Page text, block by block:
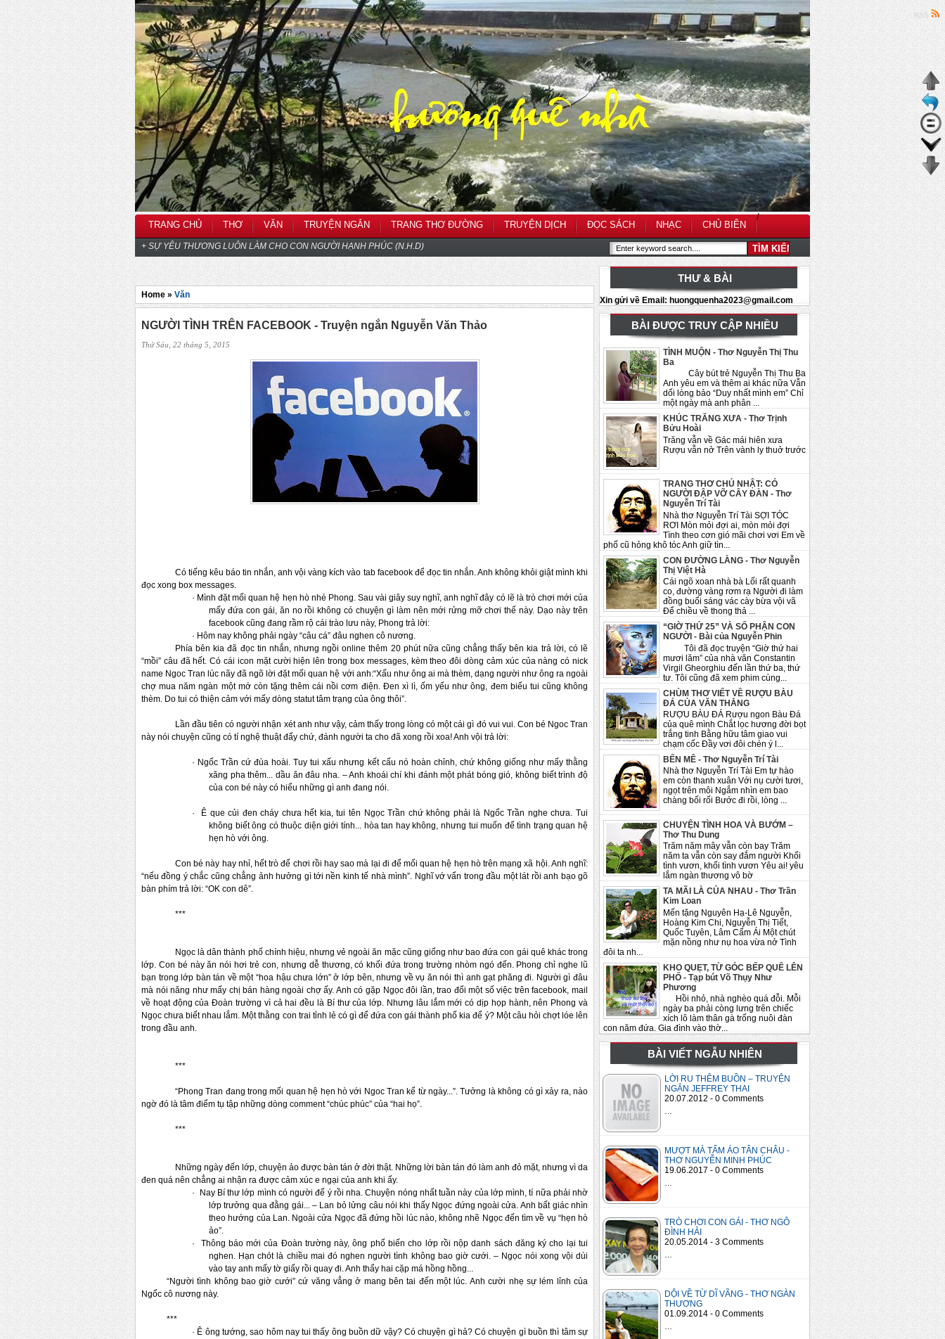
TRANG CHỦ THƠ VĂN TRUYỆN NGẮN TRANG THƠ ĐƯỜNG TRUYỆN DỊCH
/
ĐỌC SÁCH NHẠC CHỦ BIÊN
+ SỰ YÊU THƯƠNG LUÔN LÀM CHO CON NGƯỜI HẠNH PHÚC (N.H.D)
RSS
THƯ & BÀI
Xin gửi về Email: huongquenha2023@gmail.com
BÀI ĐƯỢC TRUY CẬP NHIỀU
TÌNH MUỘN - Thơ Nguyễn Thị Thu
Ba
Cây bút trẻ Nguyễn Thị Thu Ba
Anh yêu em và thêm ai khác nữa Vẫn
dối lòng bảo “Duy nhất mình em” Chỉ
một ngày mà anh phân ...
KHÚC TRĂNG XƯA - Thơ Trịnh
Bửu Hoài
Trăng vẫn về Gác mái hiên xưa
Rượu vẫn nở Trên vành ly thuở trước
TRANG THƠ CHỦ NHẬT: CÓ
NGƯỜI ĐẬP VỠ CÂY ĐÀN - Thơ
Nguyễn Trí Tài
Nhà thơ Nguyễn Trí Tài SỢI TÓC
RƠI Mòn mỏi đợi ai, mòn mỏi đợi
Tình theo cơn gió mãi chơi vơi Em về
phố cũ hỏng khô tóc Anh giữ tìn...
CON ĐƯỜNG LÀNG - Thơ Nguyễn
Thị Việt Hà
Cái ngõ xoan nhà bà Lối rất quanh
co, đường vàng rơm rạ Người đi làm
đồng buổi sáng vác cày bừa vội vã
Để chiều về thong thả ...
“GIỜ THỨ 25” VÀ SỐ PHẬN CON
NGƯỜI - Bài của Nguyễn Phin
Tôi đã đọc truyện “Giờ thứ hai
mươi lăm” của nhà văn Constantin
Virgil Gheorghiu đến lần thứ ba, thứ
tư. Tôi cũng đã xem phim cùng...
CHÙM THƠ VIẾT VỀ RƯỢU BÀU
ĐÁ CỦA VĂN THẮNG
RƯỢU BÀU ĐÁ Rượu ngon Bàu Đá
của quê mình Chắt lọc hương đời bọt
trắng tinh Bằng hữu tâm giao vui
chạm cốc Đầy vơi đôi chén ý l...
BẾN MÊ - Thơ Nguyễn Trí Tài
Nhà thơ Nguyễn Trí Tài Em tự hào
em còn thanh xuân Với nụ cười tươi,
ngọt trên môi Ngắm nhìn em bao
chàng bối rối Bước đi rồi, lòng ...
CHUYỆN TÌNH HOA VÀ BƯỚM –
Thơ Thu Dung
Trăm năm mây vẫn còn bay Trăm
năm ta vẫn còn say đắm người Khối
tình vươn, khối tình vươn Yêu ai! yêu
lắm ngàn thương vô bờ
TA MÃI LÀ CỦA NHAU - Thơ Trần
Kim Loan
Mến tặng Nguyên Hạ-Lê Nguyễn,
Hoàng Kim Chi, Nguyễn Thị Tiết,
Quốc Tuyên, Lâm Cẩm Ái Một chút
mặn nồng như nụ hoa vừa nở Tình
đôi ta nh...
KHO QUẸT, TỪ GÓC BẾP QUÊ LÊN
PHỐ - Tạp bút Võ Thụy Như
Phương
Hồi nhỏ, nhà nghèo quá đỗi. Mỗi
ngày ba phải còng lưng trên chiếc
xích lô làm thân gà trống nuôi đàn
con năm đứa. Gia đình vào thờ...
BÀI VIẾT NGẪU NHIÊN
LỜI RU THÊM BUỒN – TRUYỆN
NGẮN JEFFREY THAI
20.07.2012 - 0 Comments
MƯỢT MÀ TẤM ÁO TÂN CHÂU -
THƠ NGUYỄN MINH PHÚC
19.06.2017 - 0 Comments
TRÒ CHƠI CON GÁI - THƠ NGÔ
ĐÌNH HẢI
20.05.2014 - 3 Comments
DỘI VỀ TỪ DĨ VÃNG - THƠ NGÀN
THƯƠNG
01.09.2014 - 0 Comments
Home » Văn
NGƯỜI TÌNH TRÊN FACEBOOK - Truyện ngắn Nguyễn Văn Thảo
Thứ Sáu, 22 tháng 5, 2015
Có tiếng kêu báo tin nhắn, anh vội vàng kích vào tab facebook để đọc tin nhắn. Anh không khỏi giật mình khi
đọc xong box messages.
· Mình đặt mối quan hệ hẹn hò nhé Phong. Sau vài giây suy nghĩ, anh nghĩ đây có lẽ là trò chơi mới của
mấy đứa con gái, ăn no rồi không có chuyện gì làm nên mới rửng mỡ chơi thế này. Dạo này trên
facebook cũng đang rầm rộ cái trào lưu này, Phong trả lời:
· Hôm nay không phải ngày “câu cá” đâu nghen cô nương.
Phía bên kia đã đọc tin nhắn, nhưng ngồi online thêm 20 phút nữa cũng chẳng thấy bên kia trả lời, có lẽ
“mồi” câu đã hết. Có cái icon mặt cười hiện lên trong box messages, kèm theo đôi dòng cảm xúc của nàng có nick
name Ngoc Tran lúc nãy đã ngõ lời đặt mối quan hệ với anh:“Xấu như ông ai mà thèm, dạng người như ông ra ngoài
chợ mua năm ngàn một mớ còn tặng thêm cái nồi cơm điện. Đen xì lì, ốm yếu như ông, đem biếu tui cũng không
thèm. Do tui có thiện cảm với mấy dòng statut tâm trạng của ông thôi”.
Lần đầu tiên có người nhận xét anh như vậy, cảm thấy trong lòng có một cái gì đó vui vui. Con bé Ngoc Tran
này nói chuyện cũng có tí nghệ thuật đấy chứ, đánh người ta cho đã xong rồi xoa! Anh vội trả lời:
· Ngốc Trần cứ đùa hoài. Tuy tui xấu nhưng kết cấu nó hoàn chỉnh, chứ không giống như mấy thằng
xăng pha thêm... dầu ăn đâu nha. – Anh khoái chí khi đánh một phát bóng gió, không biết trình độ
của con bé này có hiểu những gì anh đang nói.
·
Ê que củi đen cháy chưa hết kia, tui tên Ngọc Trần chứ không phải là Ngốc Trần nghe chưa. Tui
không biết ông có thuộc diện giới tính... hòa tan hay không, nhưng tui muốn để tình trạng quan hệ
hẹn hò với ông.
Con bé này hay nhỉ, hết trò để chơi rồi hay sao mà lại đi để mối quan hệ hẹn hò trên mạng xã hội. Anh nghĩ:
“nếu đồng ý chắc cũng chẳng ảnh hưởng gì tới nền kinh tế nhà mình”. Nghĩ vớ vẩn trong đầu một lát rồi anh bạo gõ
bàn phím trả lời: “OK con dê”.
***
Ngọc là dân thành phố chính hiệu, nhưng vẻ ngoài ăn mặc cũng giống như bao đứa con gái quê khác trong
lớp. Con bé này ăn nói hơi trẻ con, nhưng dễ thương, có khối đứa trong trường nhòm ngó đến. Phong chỉ nghe lũ
bạn trong lớp bàn tán về một “hoa hậu chưa lớn” ở lớp bên, nhưng về vụ ăn nói thì anh gạt phăng đi. Người gì đâu
mà nói năng như mấy chị bán hàng ngoài chợ ấy. Anh có gặp Ngọc đôi lần, trao đổi một số việc trên facebook, mail
về hoạt động của Đoàn trường vì cả hai đều là Bí thư của lớp. Nhưng lâu lắm mới có dịp họp hành, nên Phong và
Ngọc chưa biết nhau lắm. Một thằng con trai tỉnh lẻ có gì để đứa con gái thành phố kia để ý? Một câu hỏi chợt lóe lên
trong đầu anh.
***
“Phong Tran đang trong mối quan hệ hẹn hò với Ngoc Tran kể từ ngày...”. Tưởng là không có gì xảy ra, nào
ngờ đó là tâm điểm tụ tập những dòng comment “chúc phúc” của “hai họ”.
***
Những ngày đến lớp, chuyện ảo được bàn tán ở đời thật. Những lời bàn tán đó làm anh đỏ mặt, nhưng vì da
đen quá nên chẳng ai nhận ra được cảm xúc e ngại của anh khi ấy.
·
Nay Bí thư lớp mình có người để ý rồi nha. Chuyện nóng nhất tuần này của lớp mình, tí nữa phải nhờ
lớp trưởng qua đằng gái... – Lan bỏ lửng câu nói khi thấy Ngọc đứng ngoài cửa. Anh bất giác nhìn
theo hướng của Lan. Ngoài cửa Ngọc đã đứng hồi lúc nào, không nhẽ Ngọc đến tìm về vụ “hẹn hò
ảo”.
·
Thông báo mới của Đoàn trường này, ông phổ biến cho lớp rồi nộp danh sách đăng ký cho lại tui
nghen. Hạn chót là chiều mai đó nghen người tình không bao giờ cưới. – Ngọc nói xong vội dúi
vào tay anh mấy tờ giấy rồi quay đi. Anh thấy hai cặp má hồng hồng...
“Người tình không bao giờ cưới” cứ văng vẳng ở mang bên tai đến một lúc. Anh cười nhẹ sự lém lỉnh của
Ngốc cô nương này.
***
· Ê ông tướng, sao hôm nay tui thấy ông buồn dữ vậy? Có chuyện gì hả? Có chuyện gì buồn thì tâm sự